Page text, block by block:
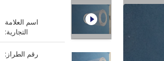
اسم العلامة
التجارية:
رقم الطراز: